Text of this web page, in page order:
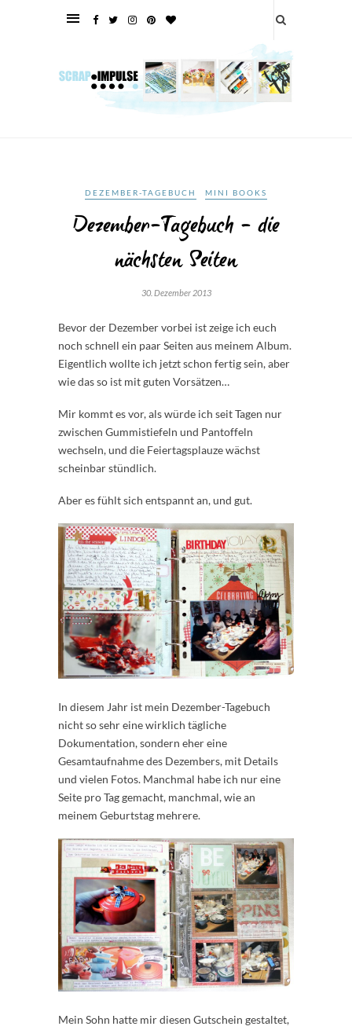
DEZEMBER-TAGEBUCH MINI BOOKS
Dezember-Tagebuch – die
nächsten Seiten
30. Dezember 2013
Bevor der Dezember vorbei ist zeige ich euch
noch schnell ein paar Seiten aus meinem Album.
Eigentlich wollte ich jetzt schon fertig sein, aber
wie das so ist mit guten Vorsätzen…
Mir kommt es vor, als würde ich seit Tagen nur
zwischen Gummistiefeln und Pantoffeln
wechseln, und die Feiertagsplauze wächst
scheinbar stündlich.
Aber es fühlt sich entspannt an, und gut.
In diesem Jahr ist mein Dezember-Tagebuch
nicht so sehr eine wirklich tägliche
Dokumentation, sondern eher eine
Gesamtaufnahme des Dezembers, mit Details
und vielen Fotos. Manchmal habe ich nur eine
Seite pro Tag gemacht, manchmal, wie an
meinem Geburtstag mehrere.
Mein Sohn hatte mir diesen Gutschein gestaltet,